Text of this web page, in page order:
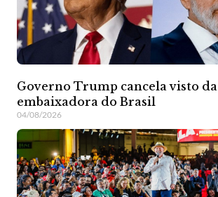
Governo Trump cancela visto da
embaixadora do Brasil
04/08/2026